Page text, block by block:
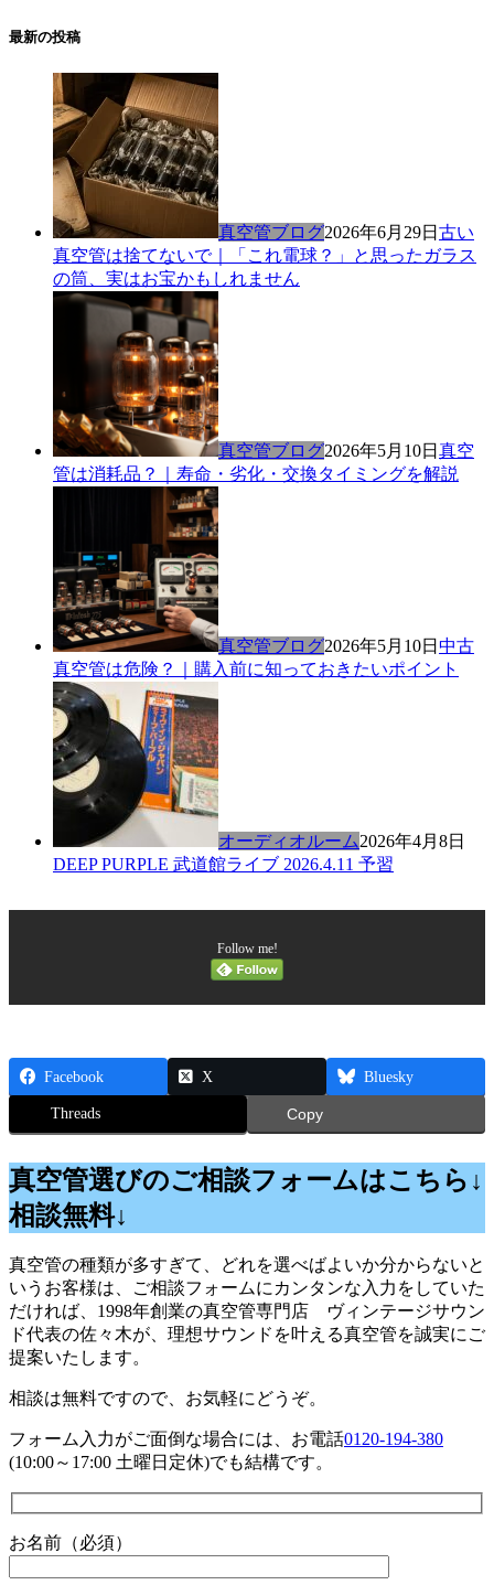
最新の投稿
真空管ブログ2026年6月29日 古い
真空管は捨てないで｜「これ電球？」と思ったガラス
の筒、実はお宝かもしれません
真空管ブログ2026年5月10日 真空
管は消耗品？｜寿命・劣化・交換タイミングを解説
真空管ブログ2026年5月10日 中古
真空管は危険？｜購入前に知っておきたいポイント
オーディオルーム2026年4月8日
DEEP PURPLE 武道館ライブ 2026.4.11 予習
Follow me!
Facebook X Bluesky
Threads Copy
真空管選びのご相談フォームはこちら↓
相談無料↓
真空管の種類が多すぎて、どれを選べばよいか分からないと
いうお客様は、ご相談フォームにカンタンな入力をしていた
だければ、1998年創業の真空管専門店 ヴィンテージサウン
ド代表の佐々木が、理想サウンドを叶える真空管を誠実にご
提案いたします。
相談は無料ですので、お気軽にどうぞ。
フォーム入力がご面倒な場合には、お電話0120-194-380
(10:00～17:00 土曜日定休)でも結構です。
お名前（必須）